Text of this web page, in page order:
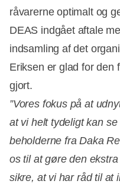
råvarerne optimalt og
DEAS indgået aftale
indsamling af det
Eriksen er glad for den
gjort.
”Vores fokus på at
at vi helt tydeligt kan
beholderne fra Daka
os til at gøre den
sikre, at vi har råd til at